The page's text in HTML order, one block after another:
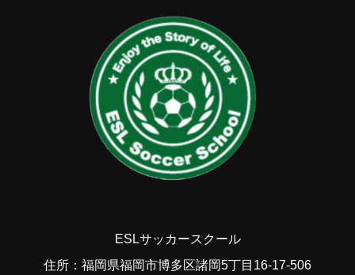
ESLサッカースクール
住所：福岡県福岡市博多区諸岡5丁目16-17-506